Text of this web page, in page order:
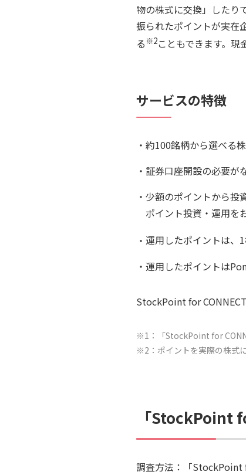
物の株式に交換」したり
振られたポイントが実在
る ※2こともできます。現
サービスの特徴
約100銘柄から選べる
証券口座開設の必要が
少額のポイントから投
ポイント投資・運用を
運用したポイントは、
運用したポイントは
StockPoint for
※1：「StockPoint for
※2：ポイントを実際の株式
「StockPoint
調査方法：「StockPoint